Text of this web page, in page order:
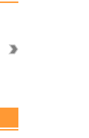
井芹仁菜の「不登